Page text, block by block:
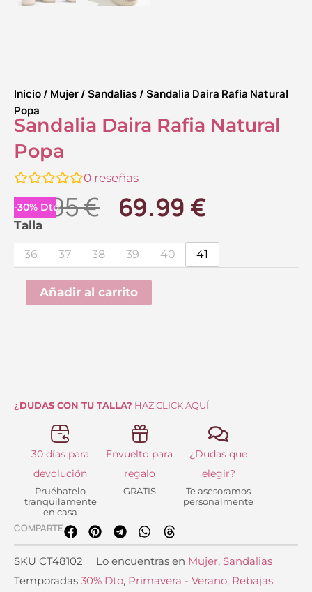
Inicio/ Mujer/Sandalias/ Sandalia Daira Rafia Natural
Popa
Sandalia Daira Rafia Natural
Popa
0 reseñas
-30% Dto.
99.95€ El
original
era:
99.95 €.
69.99 €El
actual
Talla
36 37 38 39 40 41
Sandalia
Rafia
Natural
Popa
Añadir al carrito
¿DUDAS CON TU TALLA? HAZ CLICK AQUÍ
30 días para
devolución
Pruébatelo
tranquilamente
en casa
Envuelto para
regalo
GRATIS
¿Dudas que
elegir?
Te asesoramos
personalmente
COMPARTE
SKU CT48102 Lo encuentras en Mujer, Sandalias
Temporadas 30% Dto, Primavera - Verano, Rebajas